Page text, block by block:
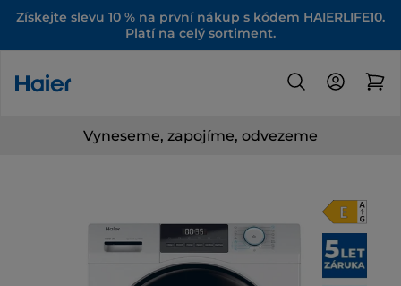
Získejte slevu 10 % na první nákup s kódem HAIERLIFE10.
Platí na celý sortiment.
Vyneseme, zapojíme, odvezeme